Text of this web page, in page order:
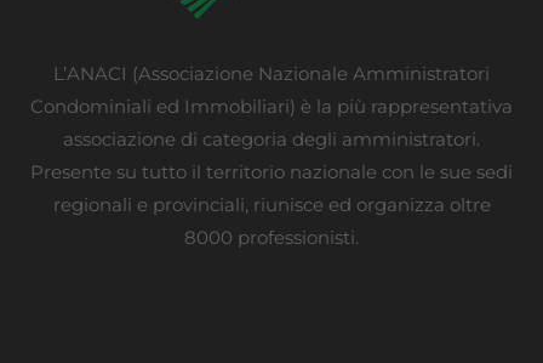
L’ANACI (Associazione Nazionale Amministratori
Condominiali ed Immobiliari) è la più rappresentativa
associazione di categoria degli amministratori.
Presente su tutto il territorio nazionale con le sue sedi
regionali e provinciali, riunisce ed organizza oltre
8000 professionisti.